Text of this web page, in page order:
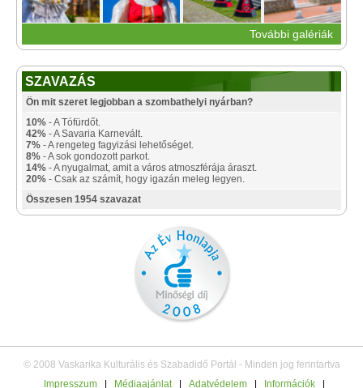
További galériák
SZAVAZÁS
Ön mit szeret legjobban a szombathelyi nyárban?
10% - A Tófürdőt.
42% - A Savaria Karnevált.
7% - A rengeteg fagyizási lehetőséget.
8% - A sok gondozott parkot.
14% - A nyugalmat, amit a város atmoszférája áraszt.
20% - Csak az számít, hogy igazán meleg legyen.
Összesen 1954 szavazat
© 2008 Vaskarika Kulturális és Szabadidő Portál - Minden jog fenntartva
Impresszum
Médiaajánlat Adatvédelem Információk